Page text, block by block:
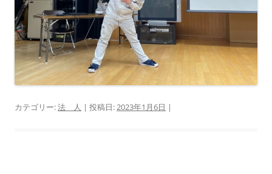
カテゴリー:法 人 | 投稿日:2023年1月6日 |